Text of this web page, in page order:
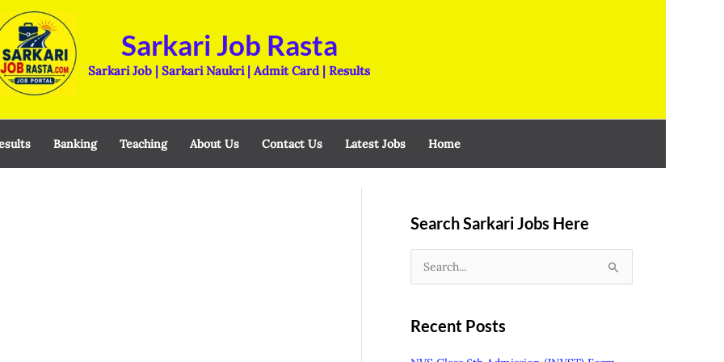
Sarkari Job Rasta
Sarkari Job | Sarkari Naukri | Admit Card | Results
Banking Teaching About Us Contact Us Latest Jobs Home
Search Sarkari Jobs Here
Recent Posts